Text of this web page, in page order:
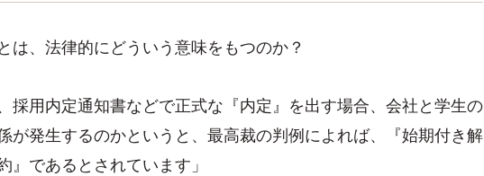
、法律的にどういう意味をもつのか？
採用内定通知書などで正式な『内定』を出す場合、会社と学生の
が発生するのかというと、最高裁の判例によれば、『始期付き解
』であるとされています」